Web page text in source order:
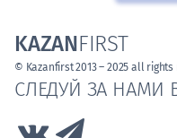
СЛЕДУЙ ЗА НАМИ
Link to Vk
KAZANFIRST
© Kazanfirst 2013 – 2025 all rights